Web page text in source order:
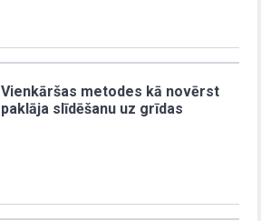
Vienkāršas metodes kā novērst
paklāja slīdēšanu uz grīdas